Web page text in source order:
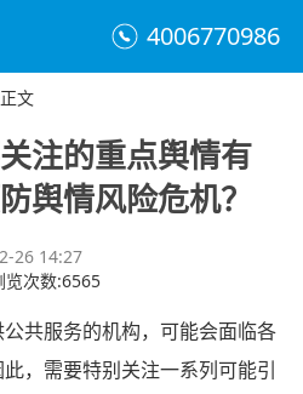
4006770986
正文
注的重点舆情有
舆情风险危机？
26 14:27
览次数:6565
共服务的机构，可能会面临各
，需要特别关注一系列可能引